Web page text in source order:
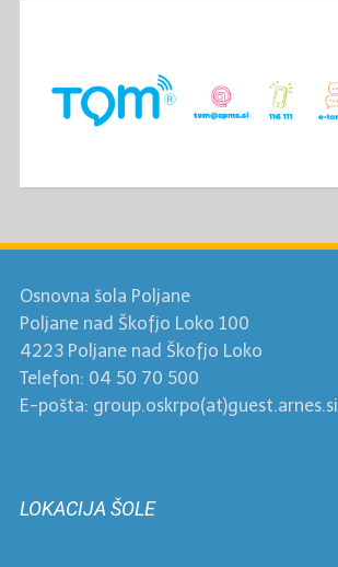
Osnovna šola Poljane
Poljane nad Škofjo Loko 100
4223 Poljane nad Škofjo Loko
Telefon: 04 50 70 500
E-pošta: group.oskrpo(at)guest.arnes.si
LOKACIJA ŠOLE